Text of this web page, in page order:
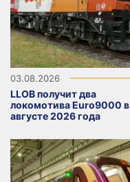
03.08.2026
LLOB получит два
локомотива Euro9000 в
августе 2026 года